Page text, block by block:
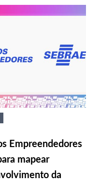
Empreendedores
mapear
da